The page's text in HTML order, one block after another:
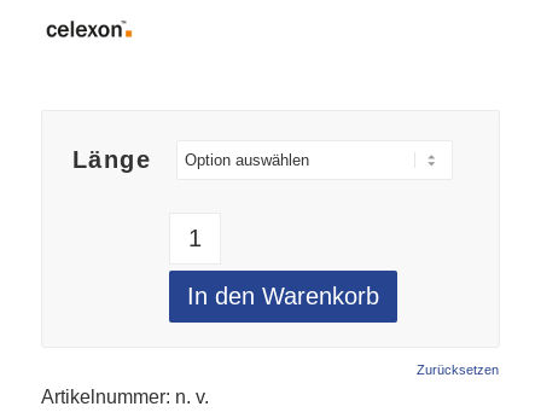
Länge
Zurücksetzen
In den Warenkorb
Artikelnummer: n. v.